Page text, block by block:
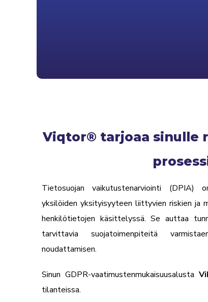
Viqtor® tarjoaa sinulle
Tietosuojan vaikutustenarviointi (DPIA)
yksilöiden yksityisyyteen liittyvien riskien ja
henkilötietojen käsittelyssä. Se auttaa
tarvittavia suojatoimenpiteitä
noudattamisen.
Sinun GDPR-vaatimustenmukaisuusalusta
tilanteissa.